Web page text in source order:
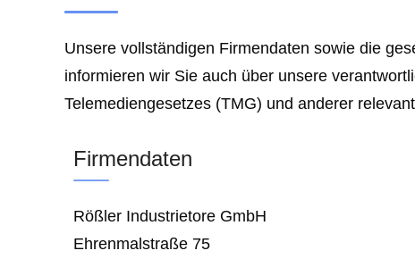
Unsere vollständigen Firmendaten sowie die
informieren wir Sie auch über unsere
Telemediengesetzes (TMG) und anderer
Firmendaten
Rößler Industrietore GmbH
Ehrenmalstraße 75